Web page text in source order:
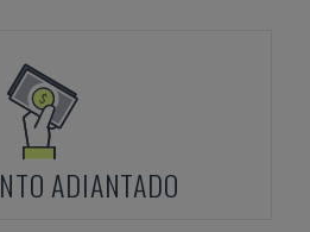
ADIANTADO